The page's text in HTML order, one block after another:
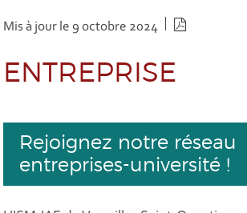
Mis à jour le 9 octobre 2024
ENTREPRISE
Rejoignez notre réseau
entreprises-université !